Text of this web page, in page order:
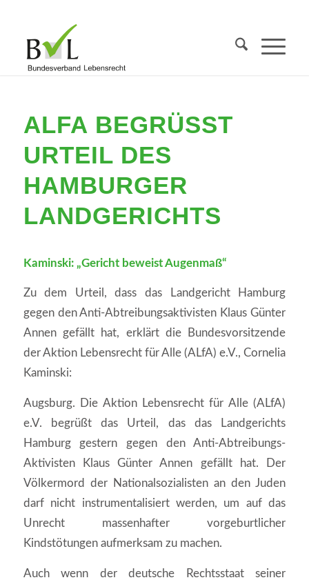
ALFA BEGRÜSST U
RTEIL DES H
AMBURGER L
ANDGERICHTS
Kaminski: „Gericht beweist Augenmaß“
Zu dem Urteil, dass das Landgericht Hamburg
gegen den Anti-Abtreibungsaktivisten Klaus Günter
Annen gefällt hat, erklärt die Bundesvorsitzende
der Aktion Lebensrecht für Alle (ALfA) e.V., Cornelia
Kaminski:
Augsburg. Die Aktion Lebensrecht für Alle (ALfA)
e.V. begrüßt das Urteil, das das Landgerichts
Hamburg gestern gegen den Anti-Abtreibungs-
Aktivisten Klaus Günter Annen gefällt hat. Der
Völkermord der Nationalsozialisten an den Juden
darf nicht instrumentalisiert werden, um auf das
Unrecht massenhafter vorgeburtlicher
Kindstötungen aufmerksam zu machen.
Auch wenn der deutsche Rechtsstaat seiner